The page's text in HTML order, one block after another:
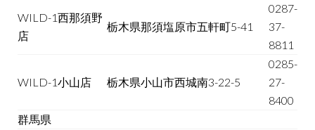
WILD-1西那須野
店
栃木県那須塩原市五軒町5-41
0287-
37-
8811
WILD-1小山店 栃木県小山市西城南3-22-5
0285-
27-
8400
群馬県